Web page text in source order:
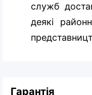
служб
деякі
Гарантія